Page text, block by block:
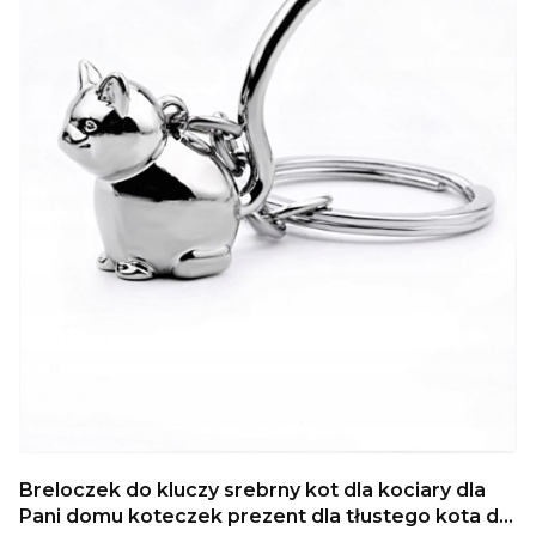
Breloczek do kluczy srebrny kot dla kociary dla
Pani domu koteczek prezent dla tłustego kota dla